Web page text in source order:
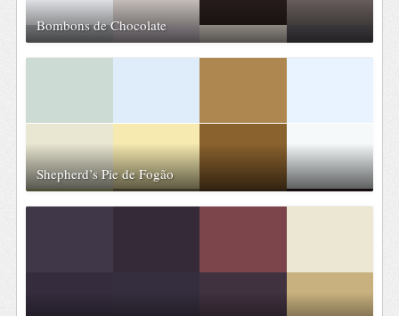
Bombons de Chocolate
Shepherd’s Pie de Fogão